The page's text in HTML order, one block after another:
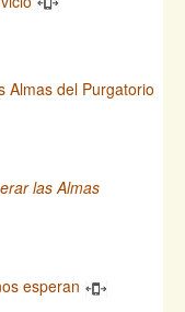
Almas del Purgatorio
las Almas
esperan